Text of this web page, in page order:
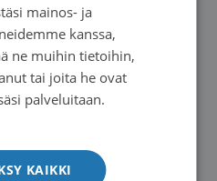
mainos- ja
kanssa,
ne muihin tietoihin,
tai joita he ovat
palveluitaan.
KAIKKI